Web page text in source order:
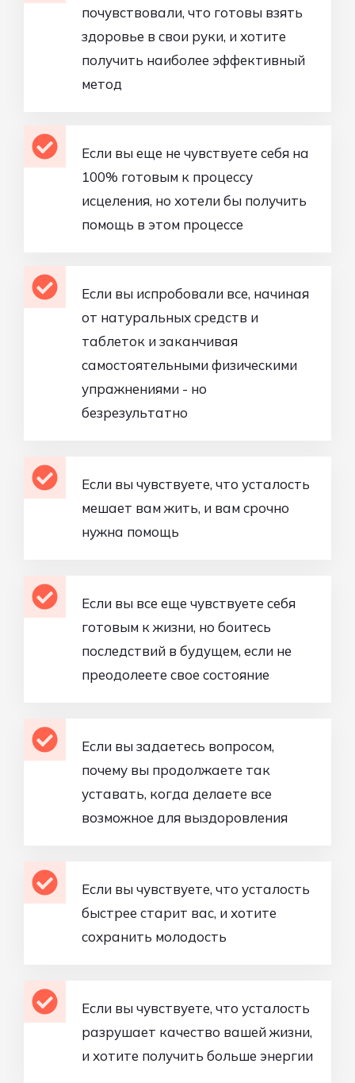
почувствовали, что готовы взять
здоровье в свои руки, и хотите
получить наиболее эффективный
метод
Если вы еще не чувствуете себя на
100% готовым к процессу
исцеления, но хотели бы получить
помощь в этом процессе
Если вы испробовали все, начиная
от натуральных средств и
таблеток и заканчивая
самостоятельными физическими
упражнениями - но
безрезультатно
Если вы чувствуете, что усталость
мешает вам жить, и вам срочно
нужна помощь
Если вы все еще чувствуете себя
готовым к жизни, но боитесь
последствий в будущем, если не
преодолеете свое состояние
Если вы задаетесь вопросом,
почему вы продолжаете так
уставать, когда делаете все
возможное для выздоровления
Если вы чувствуете, что усталость
быстрее старит вас, и хотите
сохранить молодость
Если вы чувствуете, что усталость
разрушает качество вашей жизни,
и хотите получить больше энергии